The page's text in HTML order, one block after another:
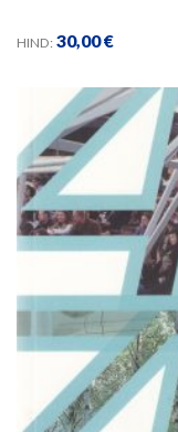
HIND: 30,00€